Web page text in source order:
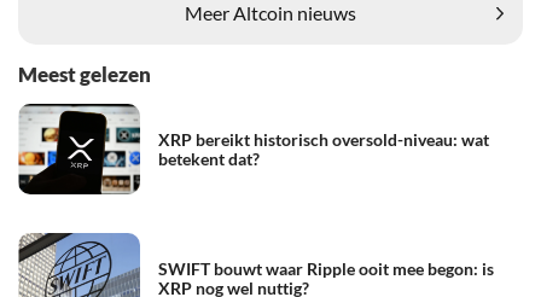
Meer Altcoin nieuws
Meest gelezen
XRP bereikt historisch oversold-niveau: wat
betekent dat?
SWIFT bouwt waar Ripple ooit mee begon: is
XRP nog wel nuttig?